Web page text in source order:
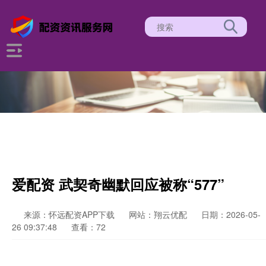
爱配资 武契奇幽默回应被称“577”
来源：怀远配资APP下载 网站：翔云优配
日期：2026-05-
26 09:37:48
查看：72